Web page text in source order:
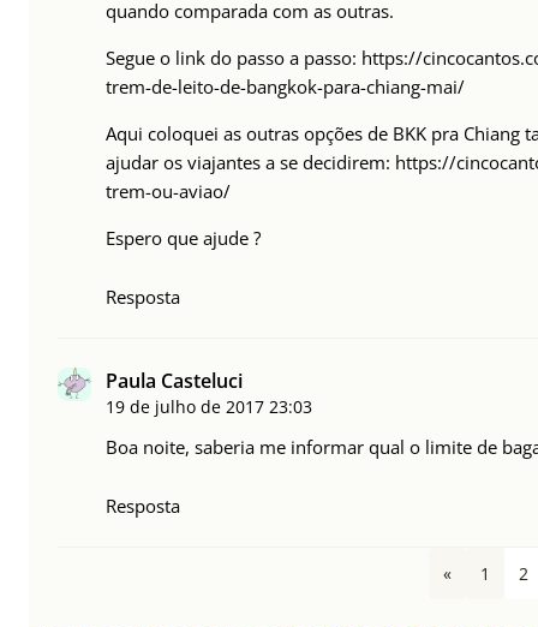
quando comparada com as outras.
Segue o link do passo a passo: https://
trem-de-leito-de-bangkok-para-chiang-mai/
Aqui coloquei as outras opções de BKK pra Chiang
ajudar os viajantes a se decidirem: https://
trem-ou-aviao/
Espero que ajude ?
Resposta
Paula Casteluci
19 de julho de 2017 23:03
Boa noite, saberia me informar qual o limite de
Resposta
« 1 2